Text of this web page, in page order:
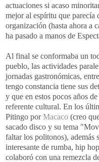
actuaciones si acaso
mejor al espíritu que parecía
organización (hasta ahora a
ha pasado a manos de
Al final se conformaba un
pueblo, las actividades
jornadas gastronómicas,
tengo constancia tiene sus
y que en estos pocos años
referente cultural. En los
Pitingo porMacaco (creo
sacado disco y su tema "
faltar los politonos), además
interesante de rumba, hip hop
colaboró con una remezcla